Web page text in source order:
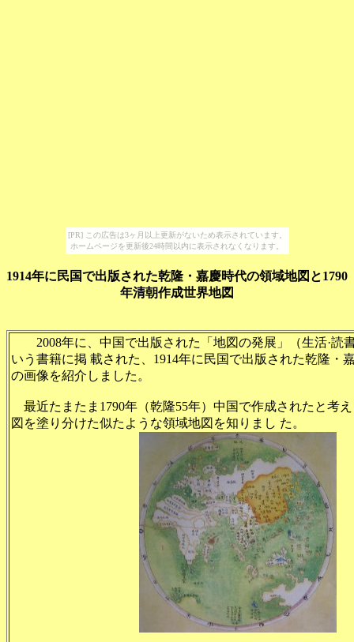
[PR] この広告は3ヶ月以上更新がないため表示されています。
ホームページを更新後24時間以内に表示されなくなります。
1914年に民国で出版された乾隆・嘉慶時代の領域地図と1790
年清朝作成世界地図
2008年に、中国で出版された「地図の発展」（生活·読
いう書籍に掲 載された、1914年に民国で出版された乾隆・
の画像を紹介しました。
最近たまたま1790年（乾隆55年）中国で作成されたと考
図を塗り分けた似たような領域地図を知りまし た。